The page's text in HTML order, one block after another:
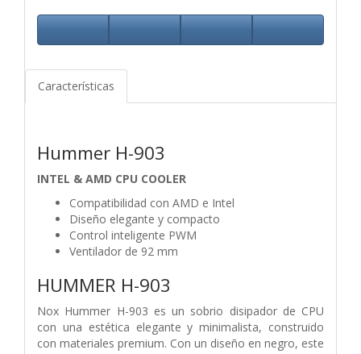
Características
Hummer H-903
INTEL & AMD CPU COOLER
Compatibilidad con AMD e Intel
Diseño elegante y compacto
Control inteligente PWM
Ventilador de 92 mm
HUMMER H-903
Nox Hummer H-903 es un sobrio disipador de CPU
con una estética elegante y minimalista, construido
con materiales premium. Con un diseño en negro, este